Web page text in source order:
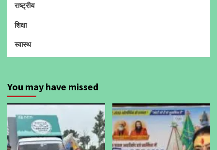
राष्ट्रीय
शिक्षा
स्वास्थ
You may have missed